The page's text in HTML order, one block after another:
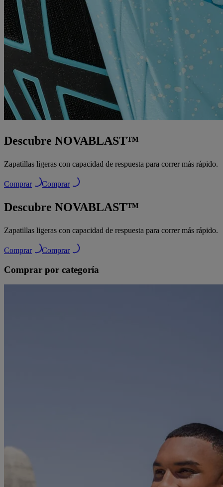
Descubre NOVABLAST™
Zapatillas ligeras con capacidad de respuesta para correr más rápido.
Comprar Comprar
Descubre NOVABLAST™
Zapatillas ligeras con capacidad de respuesta para correr más rápido.
Comprar Comprar
Comprar por categoría